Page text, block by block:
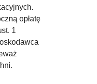
opłatę
1